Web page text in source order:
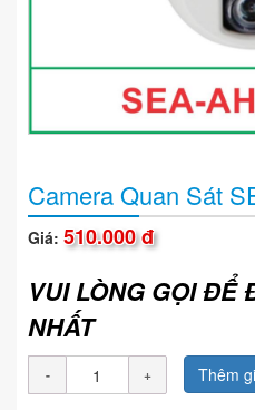
Camera Quan Sát
Giá: 510.000 đ
VUI LÒNG GỌI ĐỂ
NHẤT
Thêm